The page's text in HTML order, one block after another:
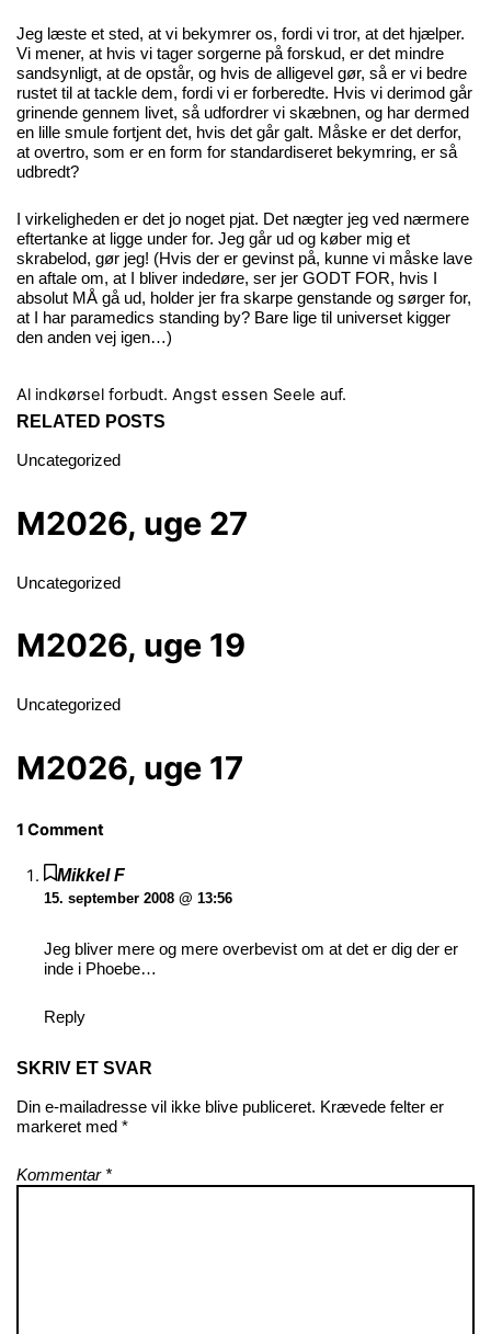
Jeg læste et sted, at vi bekymrer os, fordi vi tror, at det hjælper.
Vi mener, at hvis vi tager sorgerne på forskud, er det mindre
sandsynligt, at de opstår, og hvis de alligevel gør, så er vi bedre
rustet til at tackle dem, fordi vi er forberedte. Hvis vi derimod går
grinende gennem livet, så udfordrer vi skæbnen, og har dermed
en lille smule fortjent det, hvis det går galt. Måske er det derfor,
at overtro, som er en form for standardiseret bekymring, er så
udbredt?
I virkeligheden er det jo noget pjat. Det nægter jeg ved nærmere
eftertanke at ligge under for. Jeg går ud og køber mig et
skrabelod, gør jeg! (Hvis der er gevinst på, kunne vi måske lave
en aftale om, at I bliver indedøre, ser jer GODT FOR, hvis I
absolut MÅ gå ud, holder jer fra skarpe genstande og sørger for,
at I har paramedics standing by? Bare lige til universet kigger
den anden vej igen…)
Al indkørsel forbudt. Angst essen Seele auf.
RELATED POSTS
Uncategorized
M2026, uge 27
Uncategorized
M2026, uge 19
Uncategorized
M2026, uge 17
1 Comment
Mikkel F
15. september 2008 @ 13:56
Jeg bliver mere og mere overbevist om at det er dig der er
inde i Phoebe…
Reply
SKRIV ET SVAR
Din e-mailadresse vil ikke blive publiceret. Krævede felter er
markeret med *
Kommentar *